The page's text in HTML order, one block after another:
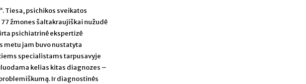
Tiesa, psichikos sveikatos
žmones šaltakraujiškai nužudė
psichiatrinė ekspertizė
metu jam buvo nustatyta
specialistams tarpusavyje
kelias kitas diagnozes –
Ir diagnostinės